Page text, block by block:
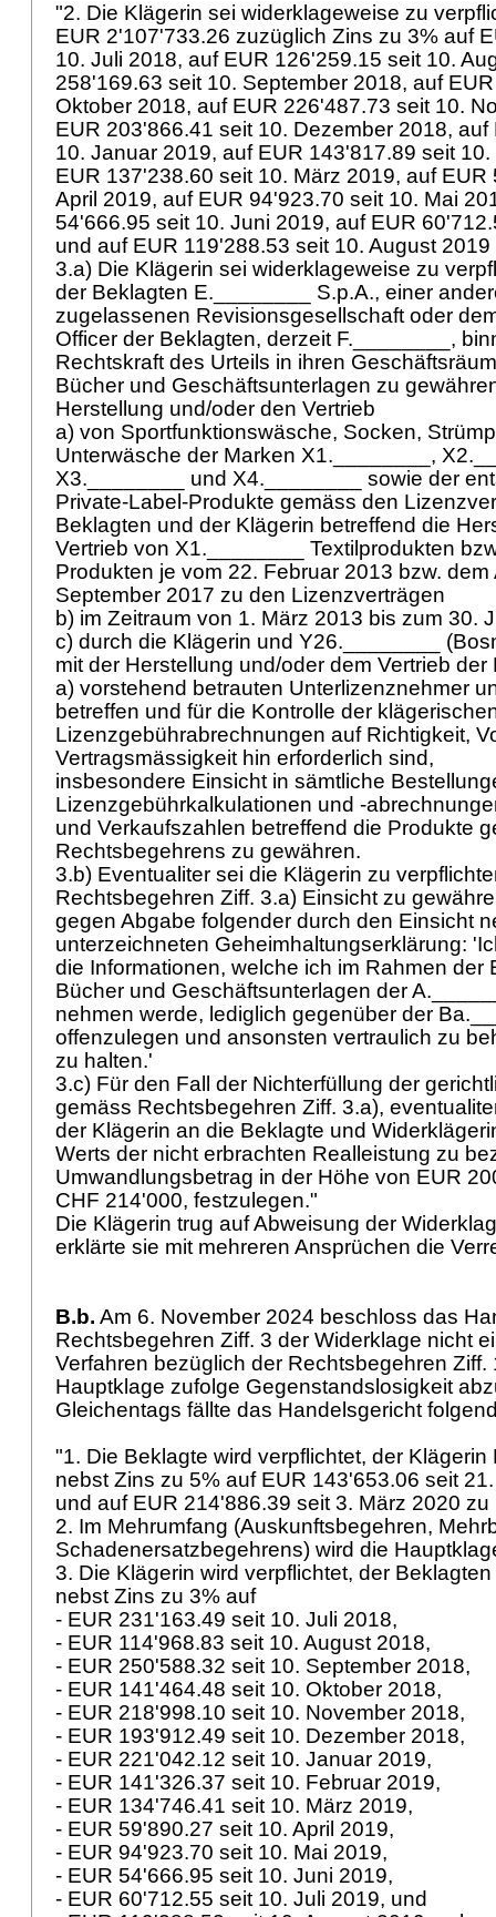
"2. Die Klägerin sei widerklageweise zu
EUR 2'107'733.26 zuzüglich Zins zu 3% auf
10. Juli 2018, auf EUR 126'259.15 seit 10.
258'169.63 seit 10. September 2018, auf
Oktober 2018, auf EUR 226'487.73 seit 10.
EUR 203'866.41 seit 10. Dezember 2018,
10. Januar 2019, auf EUR 143'817.89 seit
EUR 137'238.60 seit 10. März 2019, auf EUR
April 2019, auf EUR 94'923.70 seit 10. Mai
54'666.95 seit 10. Juni 2019, auf EUR
und auf EUR 119'288.53 seit 10. August
3.a) Die Klägerin sei widerklageweise zu
der Beklagten E.________ S.p.A., einer
zugelassenen Revisionsgesellschaft oder
Officer der Beklagten, derzeit F.________,
Rechtskraft des Urteils in ihren
Bücher und Geschäftsunterlagen zu
Herstellung und/oder den Vertrieb
a) von Sportfunktionswäsche, Socken,
Unterwäsche der Marken X1.________,
X3.________ und X4.________ sowie der
Private-Label-Produkte gemäss den
Beklagten und der Klägerin betreffend die
Vertrieb von X1.________ Textilprodukten
Produkten je vom 22. Februar 2013 bzw.
September 2017 zu den Lizenzverträgen
b) im Zeitraum von 1. März 2013 bis zum 30.
c) durch die Klägerin und Y26.________
mit der Herstellung und/oder dem Vertrieb
a) vorstehend betrauten Unterlizenznehmer
betreffen und für die Kontrolle der
Lizenzgebührabrechnungen auf Richtigkeit,
Vertragsmässigkeit hin erforderlich sind,
insbesondere Einsicht in sämtliche
Lizenzgebührkalkulationen und -
und Verkaufszahlen betreffend die Produkte
Rechtsbegehrens zu gewähren.
3.b) Eventualiter sei die Klägerin zu
Rechtsbegehren Ziff. 3.a) Einsicht zu
gegen Abgabe folgender durch den Einsicht
unterzeichneten Geheimhaltungserklärung:
die Informationen, welche ich im Rahmen der
Bücher und Geschäftsunterlagen der
nehmen werde, lediglich gegenüber der
offenzulegen und ansonsten vertraulich zu
zu halten.'
3.c) Für den Fall der Nichterfüllung der
gemäss Rechtsbegehren Ziff. 3.a),
der Klägerin an die Beklagte und
Werts der nicht erbrachten Realleistung zu
Umwandlungsbetrag in der Höhe von EUR
CHF 214'000, festzulegen."
Die Klägerin trug auf Abweisung der
erklärte sie mit mehreren Ansprüchen die
B.b. Am 6. November 2024 beschloss das
Rechtsbegehren Ziff. 3 der Widerklage nicht
Verfahren bezüglich der Rechtsbegehren Ziff.
Hauptklage zufolge Gegenstandslosigkeit
Gleichentags fällte das Handelsgericht
"1. Die Beklagte wird verpflichtet, der
nebst Zins zu 5% auf EUR 143'653.06 seit
und auf EUR 214'886.39 seit 3. März 2020
2. Im Mehrumfang (Auskunftsbegehren,
Schadenersatzbegehrens) wird die
3. Die Klägerin wird verpflichtet, der
nebst Zins zu 3% auf
- EUR 231'163.49 seit 10. Juli 2018,
- EUR 114'968.83 seit 10. August 2018,
- EUR 250'588.32 seit 10. September 2018,
- EUR 141'464.48 seit 10. Oktober 2018,
- EUR 218'998.10 seit 10. November 2018,
- EUR 193'912.49 seit 10. Dezember 2018,
- EUR 221'042.12 seit 10. Januar 2019,
- EUR 141'326.37 seit 10. Februar 2019,
- EUR 134'746.41 seit 10. März 2019,
- EUR 59'890.27 seit 10. April 2019,
- EUR 94'923.70 seit 10. Mai 2019,
- EUR 54'666.95 seit 10. Juni 2019,
- EUR 60'712.55 seit 10. Juli 2019, und